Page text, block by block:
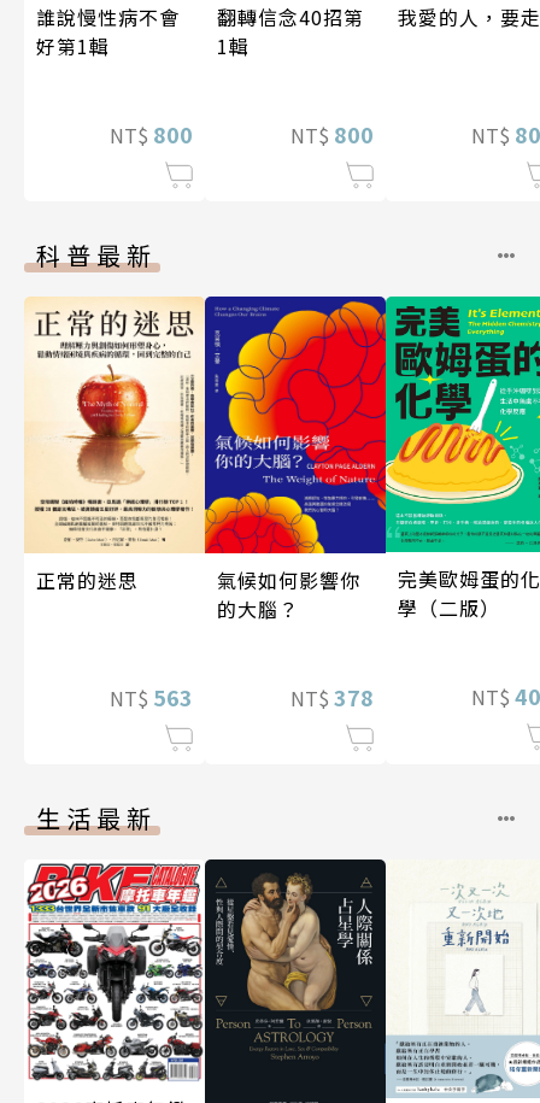
誰說慢性病不會
好第1輯
NT$ 800
翻轉信念40招第
1輯
NT$ 800
我愛的人，要走
NT$
科普最新
正常的迷思
NT$ 563
氣候如何影響你
的大腦？
NT$ 378
完美歐姆蛋的化
學（二版）
NT$
生活最新